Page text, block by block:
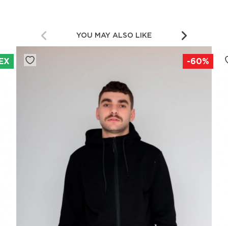
YOU MAY ALSO LIKE
-60%